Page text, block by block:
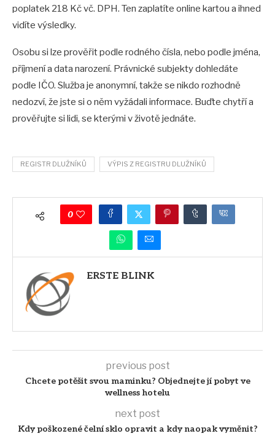
poplatek 218 Kč vč. DPH. Ten zaplatíte online kartou a ihned
vidíte výsledky.
Osobu si lze prověřit podle rodného čísla, nebo podle jména,
příjmení a data narození. Právnické subjekty dohledáte
podle IČO. Služba je anonymní, takže se nikdo rozhodně
nedozví, že jste si o něm vyžádali informace. Buďte chytří a
prověřujte si lidi, se kterými v životě jednáte.
REGISTR DLUŽNÍKŮ VÝPIS Z REGISTRU DLUŽNÍKŮ
0
ERSTE BLINK
previous post
Chcete potěšit svou maminku? Objednejte jí pobyt ve
wellness hotelu
next post
Kdy poškozené čelní sklo opravit a kdy naopak vyměnit?